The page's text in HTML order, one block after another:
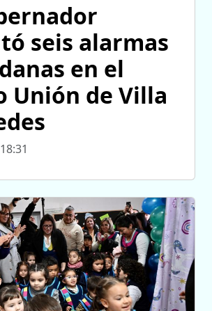
seis alarmas
en el
Unión de Villa